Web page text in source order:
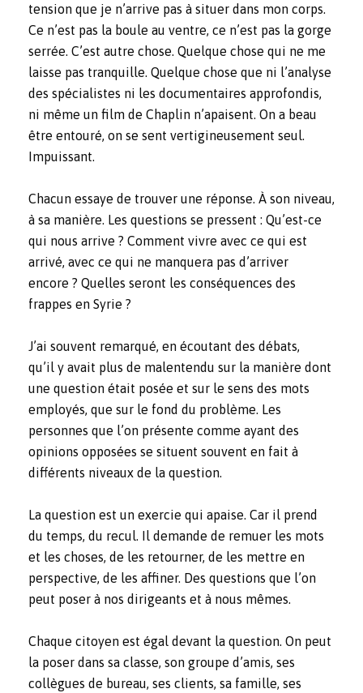
tension que je n’arrive pas à situer dans mon corps.
Ce n’est pas la boule au ventre, ce n’est pas la gorge
serrée. C’est autre chose. Quelque chose qui ne me
laisse pas tranquille. Quelque chose que ni l’analyse
des spécialistes ni les documentaires approfondis,
ni même un film de Chaplin n’apaisent. On a beau
être entouré, on se sent vertigineusement seul.
Impuissant.
Chacun essaye de trouver une réponse. À son niveau,
à sa manière. Les questions se pressent : Qu’est-ce
qui nous arrive ? Comment vivre avec ce qui est
arrivé, avec ce qui ne manquera pas d’arriver
encore ? Quelles seront les conséquences des
frappes en Syrie ?
J’ai souvent remarqué, en écoutant des débats,
qu’il y avait plus de malentendu sur la manière dont
une question était posée et sur le sens des mots
employés, que sur le fond du problème. Les
personnes que l’on présente comme ayant des
opinions opposées se situent souvent en fait à
différents niveaux de la question.
La question est un exercie qui apaise. Car il prend
du temps, du recul. Il demande de remuer les mots
et les choses, de les retourner, de les mettre en
perspective, de les affiner. Des questions que l’on
peut poser à nos dirigeants et à nous mêmes.
Chaque citoyen est égal devant la question. On peut
la poser dans sa classe, son groupe d’amis, ses
collègues de bureau, ses clients, sa famille, ses